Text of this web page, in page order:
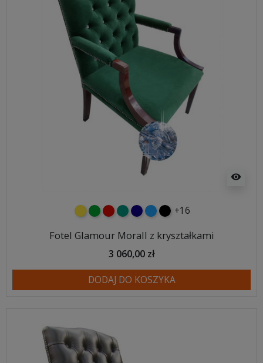
visibility
żółtyzielonyczerwony
turkusowy
granatowy
niebieski
czarny
+16
Fotel Glamour Morall z kryształkami
3 060,00 zł
DODAJ DO KOSZYKA